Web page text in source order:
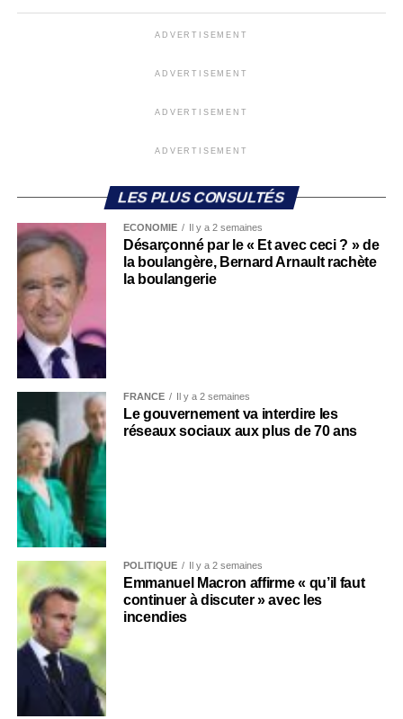
ADVERTISEMENT
ADVERTISEMENT
ADVERTISEMENT
ADVERTISEMENT
LES PLUS CONSULTÉS
ECONOMIE Il y a 2 semaines
Désarçonné par le « Et avec ceci ? » de
la boulangère, Bernard Arnault rachète
la boulangerie
FRANCE Il y a 2 semaines
Le gouvernement va interdire les
réseaux sociaux aux plus de 70 ans
POLITIQUE Il y a 2 semaines
Emmanuel Macron affirme « qu’il faut
continuer à discuter » avec les
incendies